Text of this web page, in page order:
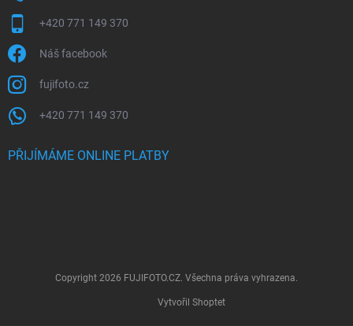
+420 771 149 370
Náš facebook
fujifoto.cz
+420 771 149 370
PŘIJÍMÁME ONLINE PLATBY
Vytvořil Shoptet
Copyright 2026 FUJIFOTO.CZ. Všechna práva vyhrazena.